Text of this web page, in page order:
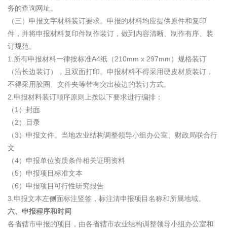
务的查询网址。
（三）申报文字材料装订要求。申报的材料均应提供原件和复印
件，并将申报材料复印件制作装订，做到内容清晰、制作有序、装
订规范。
1.所有申报材料一律按标准A4纸（210mm x 297mm）规格装订
（沿长边装订），且双面打印。申报材料不得采用硬皮材质装订，
不得采用胶圈、文件夹等带有突出棱边的装订方式。
2.申报材料装订顺序原则上按以下要求进行编排：
（1）封面
（2）目录
（3）申报文件。当地农业结构调整领导小组办公室、财政局联合行
文
（4）申报单位资质条件相关证明资料
（5）申报项目标准文本
（6）申报项目可行性研究报告
3.申报文本左侧面标注竖签，标注清申报项目名称和所属地域。
六、申报程序和时间
各省辖市申报的项目，由各省辖市农业结构调整领导小组办公室和